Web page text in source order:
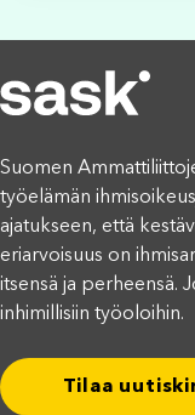
Suomen
työelämän
ajatukseen, että
eriarvoisuus on
itsensä ja perheensä.
inhimillisiin työoloihin.
Tilaa